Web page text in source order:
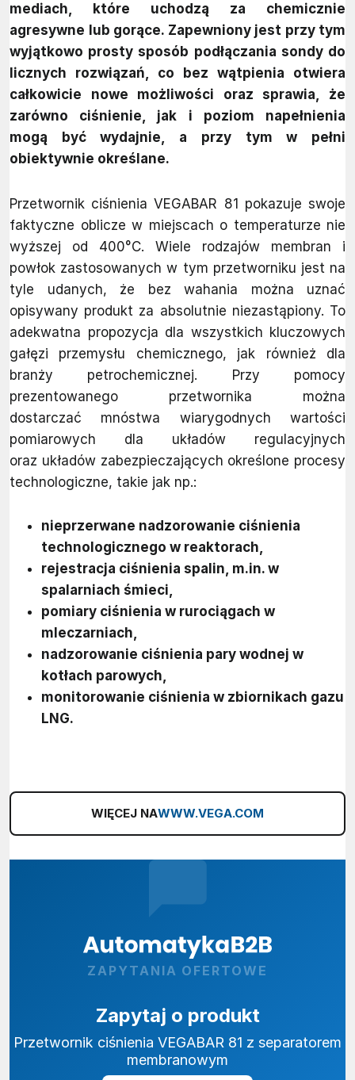
mediach, które uchodzą za chemicznie
agresywne lub gorące. Zapewniony jest przy tym
wyjątkowo prosty sposób podłączania sondy do
licznych rozwiązań, co bez wątpienia otwiera
całkowicie nowe możliwości oraz sprawia, że
zarówno ciśnienie, jak i poziom napełnienia
mogą być wydajnie, a przy tym w pełni
obiektywnie określane.
Przetwornik ciśnienia VEGABAR 81 pokazuje swoje
faktyczne oblicze w miejscach o temperaturze nie
wyższej od 400°C. Wiele rodzajów membran i
powłok zastosowanych w tym przetworniku jest na
tyle udanych, że bez wahania można uznać
opisywany produkt za absolutnie niezastąpiony. To
adekwatna propozycja dla wszystkich kluczowych
gałęzi przemysłu chemicznego, jak również dla
branży petrochemicznej. Przy pomocy
prezentowanego przetwornika można
dostarczać mnóstwa wiarygodnych wartości
pomiarowych dla układów regulacyjnych
oraz układów zabezpieczających określone procesy
technologiczne, takie jak np.:
nieprzerwane nadzorowanie ciśnienia
technologicznego w reaktorach,
rejestracja ciśnienia spalin, m.in. w
spalarniach śmieci,
pomiary ciśnienia w rurociągach w
mleczarniach,
nadzorowanie ciśnienia pary wodnej w
kotłach parowych,
monitorowanie ciśnienia w zbiornikach gazu
LNG.
WIĘCEJ NAWWW.VEGA.COM
ZAPYTANIA OFERTOWE
Zapytaj o produkt
Przetwornik ciśnienia VEGABAR 81 z separatorem
membranowym